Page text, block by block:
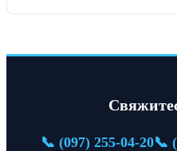
📞 (097) 255-04-20📞